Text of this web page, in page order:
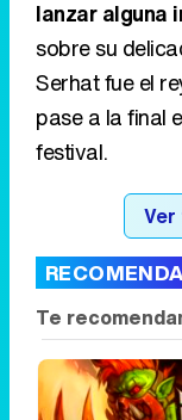
lanzar alguna
sobre su
Serhat fue el
pase a la final
festival.